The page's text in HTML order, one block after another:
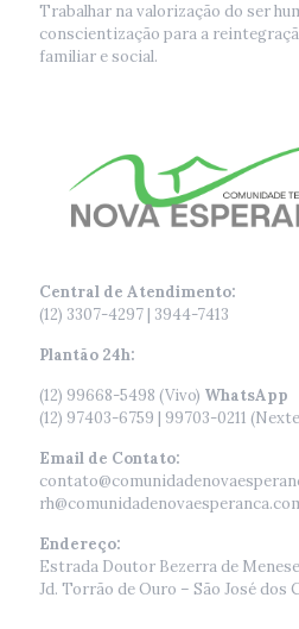
Trabalhar na valorização do ser
conscientização para a
familiar e social.
Central de Atendimento:
(12) 3307-4297 | 3944-7413
Plantão 24h:
(12) 99668-5498 (Vivo) WhatsApp
(12) 97403-6759 | 99703-0211
Email de Contato:
Endereço:
Estrada Doutor Bezerra de
Jd. Torrão de Ouro – São José dos